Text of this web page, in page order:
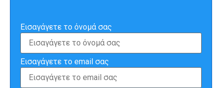
Εισαγάγετε το όνομά σας
Εισαγάγετε το email σας